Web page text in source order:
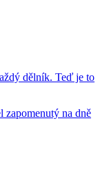
dělník. Teď je to
zapomenutý na dně